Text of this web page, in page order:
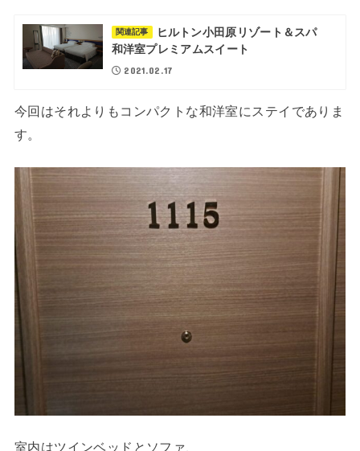
関連記事
ヒルトン小田原リゾート＆スパ
和洋室プレミアムスイート
2021.02.17
今回はそれよりもコンパクトな和洋室にステイでありま
す。
室内はツインベッドとソファ、